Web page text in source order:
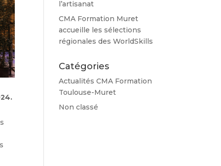
l’artisanat
CMA Formation Muret
accueille les sélections
régionales des WorldSkills
Catégories
Actualités CMA Formation
Toulouse-Muret
Non classé